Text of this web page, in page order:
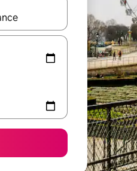
nooleklahvidega või puuduta